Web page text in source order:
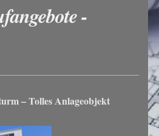
-
– Tolles Anlageobjekt